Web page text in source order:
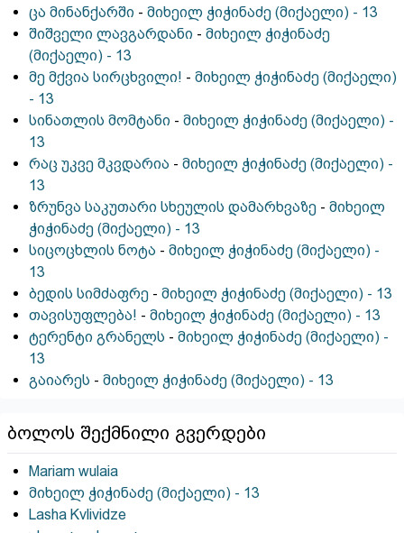
ცა მინანქარში - მიხეილ ჭიჭინაძე (მიქაელი) - 13
შიშველი ლავგარდანი - მიხეილ ჭიჭინაძე
(მიქაელი) - 13
მე მქვია სირცხვილი! - მიხეილ ჭიჭინაძე (მიქაელი)
- 13
სინათლის მომტანი - მიხეილ ჭიჭინაძე (მიქაელი) -
13
რაც უკვე მკვდარია - მიხეილ ჭიჭინაძე (მიქაელი) -
13
ზრუნვა საკუთარი სხეულის დამარხვაზე - მიხეილ
ჭიჭინაძე (მიქაელი) - 13
სიცოცხლის ნოტა - მიხეილ ჭიჭინაძე (მიქაელი) -
13
ბედის სიმძაფრე - მიხეილ ჭიჭინაძე (მიქაელი) - 13
თავისუფლება! - მიხეილ ჭიჭინაძე (მიქაელი) - 13
ტერენტი გრანელს - მიხეილ ჭიჭინაძე (მიქაელი) -
13
გაიარეს - მიხეილ ჭიჭინაძე (მიქაელი) - 13
ბოლოს შექმნილი გვერდები
Mariam wulaia
მიხეილ ჭიჭინაძე (მიქაელი) - 13
Lasha Kvlividze